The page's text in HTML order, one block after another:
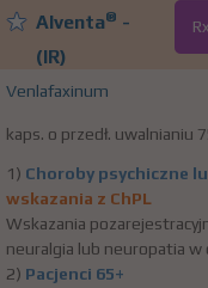
Alventa® -
(IR)
Rx
Venlafaxinum
kaps. o przedł. uwalnianiu
1) Choroby psychiczne
wskazania z ChPL
Wskazania
neuralgia lub neuropatia
2) Pacjenci 65+